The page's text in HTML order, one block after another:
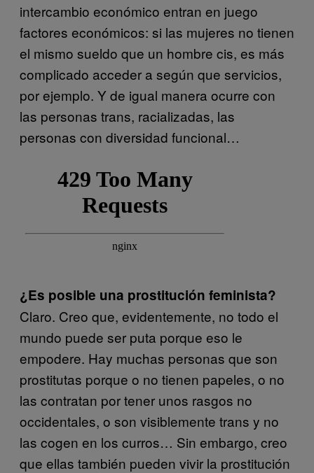
intercambio económico entran en juego
factores económicos: si las mujeres no tienen
el mismo sueldo que un hombre cis, es más
complicado acceder a según que servicios,
por ejemplo. Y de igual manera ocurre con
las personas trans, racializadas, las
personas con diversidad funcional…
¿Es posible una prostitución feminista?
Claro. Creo que, evidentemente, no todo el
mundo puede ser puta porque eso le
empodere. Hay muchas personas que son
prostitutas porque o no tienen papeles, o no
las contratan por tener unos rasgos no
occidentales, o son visiblemente trans y no
las cogen en los curros… Sin embargo, creo
que ellas también pueden vivir la prostitución